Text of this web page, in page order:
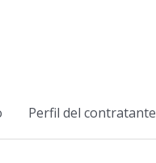
Perfil del contratante